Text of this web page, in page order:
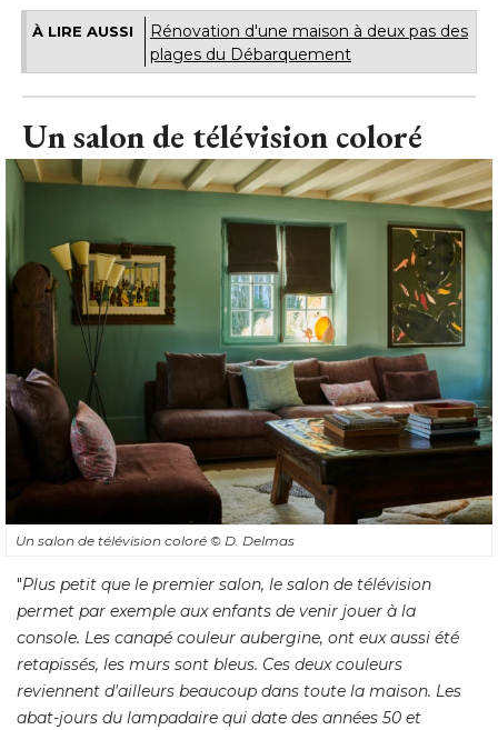
À LIRE AUSSI
Rénovation d'une maison à deux pas des
plages du Débarquement
Un salon de télévision coloré
Un salon de télévision coloré © D. Delmas
"Plus petit que le premier salon, le salon de télévision
permet par exemple aux enfants de venir jouer à la
console. Les canapé couleur aubergine, ont eux aussi été
retapissés, les murs sont bleus. Ces deux couleurs
reviennent d'ailleurs beaucoup dans toute la maison. Les
abat-jours du lampadaire qui date des années 50 et